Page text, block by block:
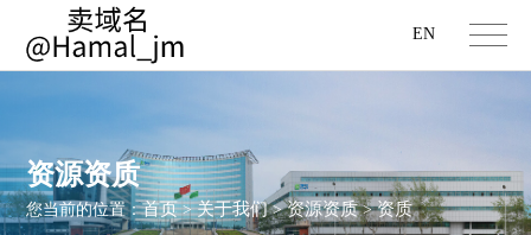
EN
资源资质
您当前的位置：首页>关于我们>资源资质>资质